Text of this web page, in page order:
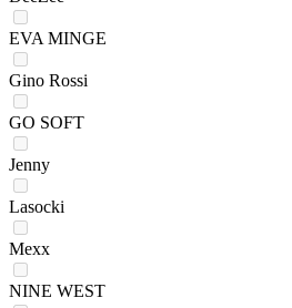
EVA MINGE
Gino Rossi
GO SOFT
Jenny
Lasocki
Mexx
NINE WEST